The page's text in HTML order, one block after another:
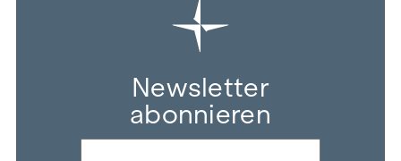
Newsletter
abonnieren